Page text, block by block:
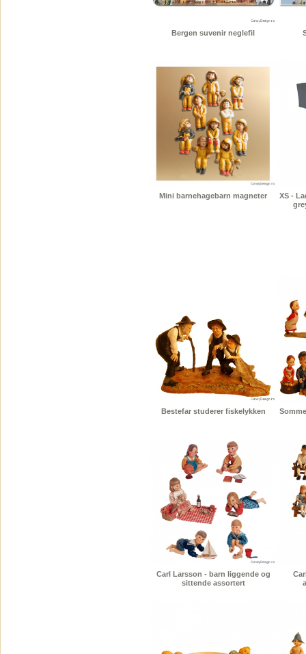
Bergen suvenir neglefil
Mini barnehagebarn magneter
XS -
Bestefar studerer fiskelykken
Carl Larsson - barn liggende og
sittende assortert